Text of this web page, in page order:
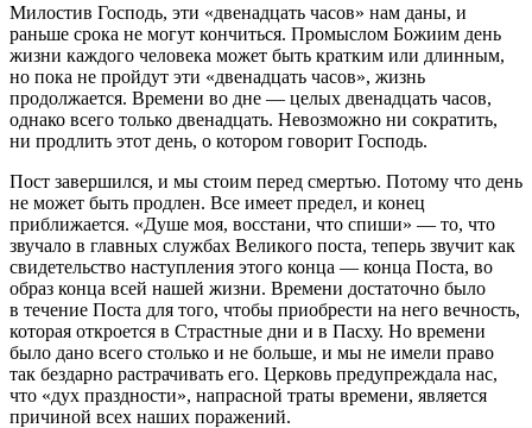
Милостив Господь, эти «двенадцать часов» нам даны, и
раньше срока не могут кончиться. Промыслом Божиим день
жизни каждого человека может быть кратким или длинным,
но пока не пройдут эти «двенадцать часов», жизнь
продолжается. Времени во дне — целых двенадцать часов,
однако всего только двенадцать. Невозможно ни сократить,
ни продлить этот день, о котором говорит Господь.
Пост завершился, и мы стоим перед смертью. Потому что день
не может быть продлен. Все имеет предел, и конец
приближается. «Душе моя, восстани, что спиши» — то, что
звучало в главных службах Великого поста, теперь звучит как
свидетельство наступления этого конца — конца Поста, во
образ конца всей нашей жизни. Времени достаточно было
в течение Поста для того, чтобы приобрести на него вечность,
которая откроется в Страстные дни и в Пасху. Но времени
было дано всего столько и не больше, и мы не имели право
так бездарно растрачивать его. Церковь предупреждала нас,
что «дух праздности», напрасной траты времени, является
причиной всех наших поражений.